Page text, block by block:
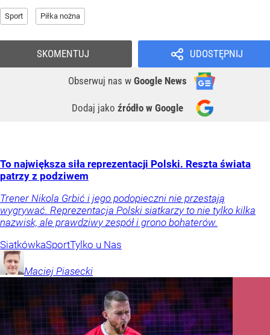
Sport Piłka nożna
UDOSTĘPNIJ
Obserwuj nas w Google News
Dodaj jako źródło w Google
SKOMENTUJ
To największa siła reprezentacji Polski. Reszta świata
patrzy z podziwem
Trener Nikola Grbić i jego podopieczni nie przestają
wygrywać. Reprezentacja Polski siatkarzy to nie tylko kilka
nazwisk, ale prawdziwy zespół i grono bohaterów.
SiatkówkaSportTylko u Nas
Maciej Piasecki